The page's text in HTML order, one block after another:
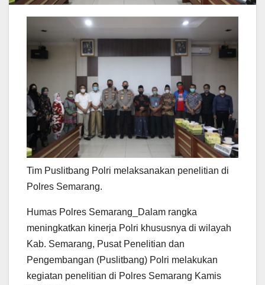
Tim Puslitbang Polri melaksanakan penelitian di
Polres Semarang.
Humas Polres Semarang_Dalam rangka
meningkatkan kinerja Polri khususnya di wilayah
Kab. Semarang, Pusat Penelitian dan
Pengembangan (Puslitbang) Polri melakukan
kegiatan penelitian di Polres Semarang Kamis